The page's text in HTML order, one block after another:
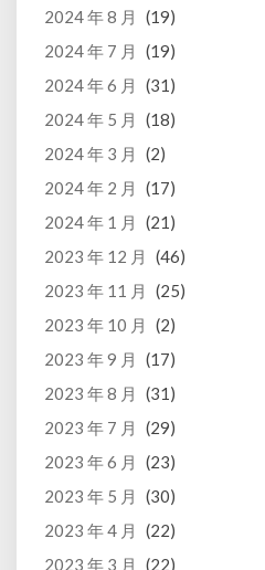
2024 年 8 月
(19)
2024 年 7 月
(19)
2024 年 6 月
(31)
2024 年 5 月
(18)
2024 年 3 月
(2)
2024 年 2 月
(17)
2024 年 1 月
(21)
2023 年 12 月
(46)
2023 年 11 月
(25)
2023 年 10 月
(2)
2023 年 9 月
(17)
2023 年 8 月
(31)
2023 年 7 月
(29)
2023 年 6 月
(23)
2023 年 5 月
(30)
2023 年 4 月
(22)
2023 年 3 月
(22)